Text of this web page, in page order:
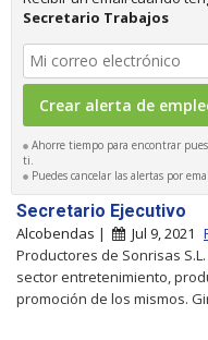
Secretario Trabajos
Ahorre tiempo para encontrar
ti.
Puedes cancelar las alertas por
Secretario Ejecutivo
Alcobendas | Jul 9, 2021
Productores de Sonrisas
sector entretenimiento,
promoción de los mismos.